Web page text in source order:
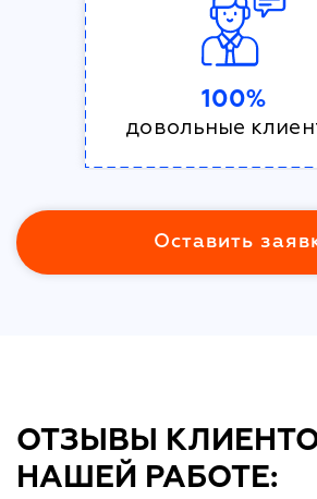
100%
довольные
Оставить
ОТЗЫВЫ
НАШЕЙ РАБОТЕ: